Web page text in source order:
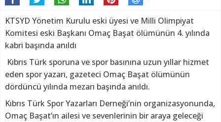
KTSYD Yönetim Kurulu eski üyesi ve Milli Olimpiyat
Komitesi eski Başkanı Omaç Başat ölümünün 4. yılında
kabri başında anıldı
Kıbrıs Türk sporuna ve spor basınına uzun yıllar hizmet
eden spor yazarı, gazeteci Omaç Başat ölümünün
dördüncü yılında mezarı başında anıldı.
Kıbrıs Türk Spor Yazarları Derneği’nin organizasyonunda,
Omaç Başat’ın ailesi ve sevenlerinin bir araya geleceği